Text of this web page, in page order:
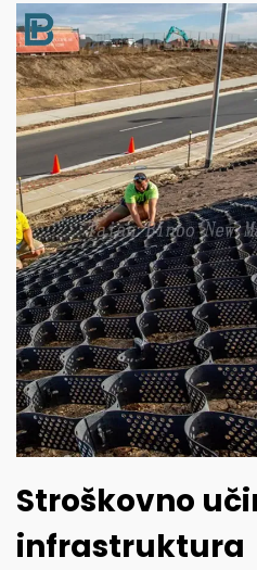
Stroškovno
infrastruktura